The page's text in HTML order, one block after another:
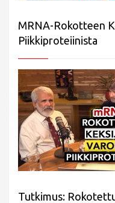
MRNA-Rokotteen
Piikkiproteiinista
Tutkimus: